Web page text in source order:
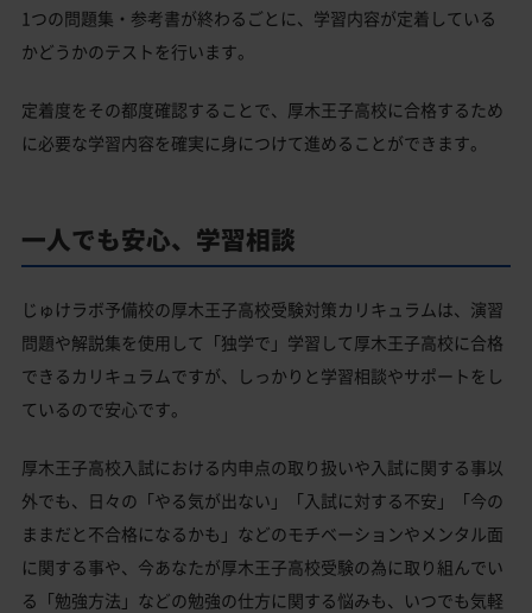
1つの問題集・参考書が終わるごとに、学習内容が定着している
かどうかのテストを行います。
定着度をその都度確認することで、厚木王子高校に合格するため
に必要な学習内容を確実に身につけて進めることができます。
一人でも安心、学習相談
じゅけラボ予備校の厚木王子高校受験対策カリキュラムは、演習
問題や解説集を使用して「独学で」学習して厚木王子高校に合格
できるカリキュラムですが、しっかりと学習相談やサポートをし
ているので安心です。
厚木王子高校入試における内申点の取り扱いや入試に関する事以
外でも、日々の「やる気が出ない」「入試に対する不安」「今の
ままだと不合格になるかも」などのモチベーションやメンタル面
に関する事や、今あなたが厚木王子高校受験の為に取り組んでい
る「勉強方法」などの勉強の仕方に関する悩みも、いつでも気軽